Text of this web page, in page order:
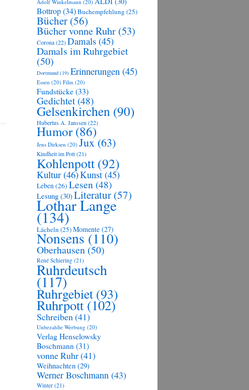
Adolf Winkelmann (20)
Bottrop(34)Buchempfehlung (25)
Bücher (56)
Bücher vonne Ruhr (53)
Corona(22)Damals (45)
Damals im Ruhrgebiet
(50)
Dortmund (19) Erinnerungen (45)
Essen (20) Film (20)
Fundstücke(33)
Gedichtet(48)
Gelsenkirchen (90)
Hubertus A. Janssen(22)
Humor(86)
Jens Dirksen (20) Jux (63)
Kindheit im Pott (21)
Kohlenpott (92)
Kultur(46)Kunst (45)
Leben(26) Lesen (48)
Lesung (30)Literatur (57)
Lothar Lange
(134)
Lächeln (25)Momente (27)
Nonsens(110)
Oberhausen (50)
René Schiering (21)
Ruhrdeutsch
(117)
Ruhrgebiet (93)
Ruhrpott(102)
Schreiben(41)
Unbezahlte Werbung (20)
Verlag Henselowsky
Boschmann (31)
vonne Ruhr(41)
Weihnachten (29)
Werner Boschmann (43)
Winter (21)